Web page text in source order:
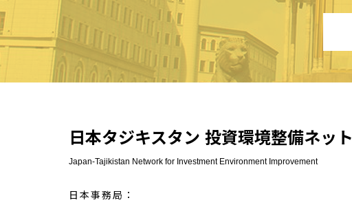
日本タジキスタン 投資環境整備ネッ
Japan-Tajikistan Network for Investment Environment Improvement
日本事務局：